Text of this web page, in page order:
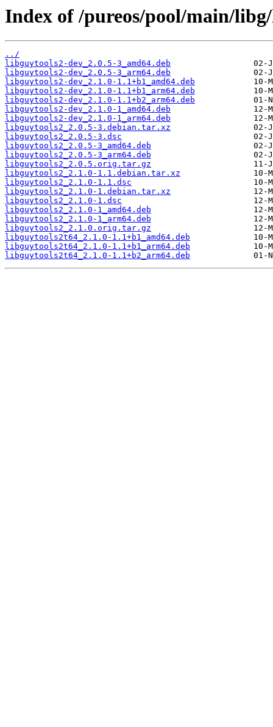
Index of /pureos/pool/main/
../
libguytools2-dev_2.0.5-3_amd64.deb
libguytools2-dev_2.0.5-3_arm64.deb
libguytools2-dev_2.1.0-1.1+b1_amd64.deb
libguytools2-dev_2.1.0-1.1+b1_arm64.deb
libguytools2-dev_2.1.0-1.1+b2_arm64.deb
libguytools2-dev_2.1.0-1_amd64.deb
libguytools2-dev_2.1.0-1_arm64.deb
libguytools2_2.0.5-3.debian.tar.xz
libguytools2_2.0.5-3.dsc
libguytools2_2.0.5-3_amd64.deb
libguytools2_2.0.5-3_arm64.deb
libguytools2_2.0.5.orig.tar.gz
libguytools2_2.1.0-1.1.debian.tar.xz
libguytools2_2.1.0-1.1.dsc
libguytools2_2.1.0-1.debian.tar.xz
libguytools2_2.1.0-1.dsc
libguytools2_2.1.0-1_amd64.deb
libguytools2_2.1.0-1_arm64.deb
libguytools2_2.1.0.orig.tar.gz
libguytools2t64_2.1.0-1.1+b1_amd64.deb
libguytools2t64_2.1.0-1.1+b1_arm64.deb
libguytools2t64_2.1.0-1.1+b2_arm64.deb